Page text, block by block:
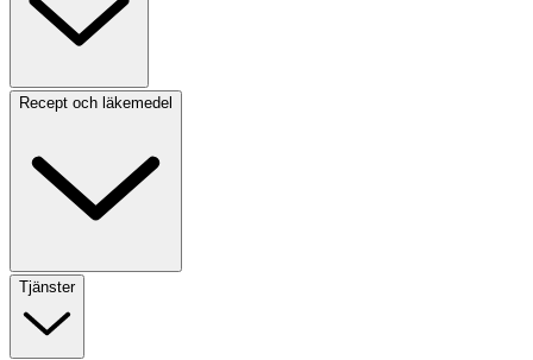
Recept och läkemedel
Tjänster